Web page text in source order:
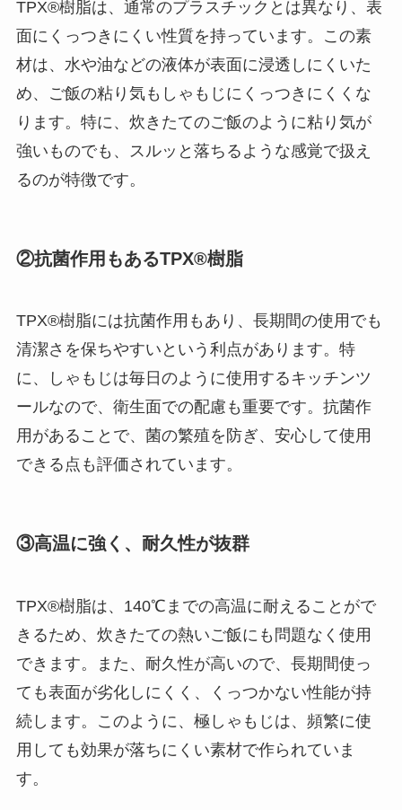
TPX®樹脂は、通常のプラスチックとは異なり、表
面にくっつきにくい性質を持っています。この素
材は、水や油などの液体が表面に浸透しにくいた
め、ご飯の粘り気もしゃもじにくっつきにくくな
ります。特に、炊きたてのご飯のように粘り気が
強いものでも、スルッと落ちるような感覚で扱え
るのが特徴です。
②抗菌作用もあるTPX®樹脂
TPX®樹脂には抗菌作用もあり、長期間の使用でも
清潔さを保ちやすいという利点があります。特
に、しゃもじは毎日のように使用するキッチンツ
ールなので、衛生面での配慮も重要です。抗菌作
用があることで、菌の繁殖を防ぎ、安心して使用
できる点も評価されています。
③高温に強く、耐久性が抜群
TPX®樹脂は、140℃までの高温に耐えることがで
きるため、炊きたての熱いご飯にも問題なく使用
できます。また、耐久性が高いので、長期間使っ
ても表面が劣化しにくく、くっつかない性能が持
続します。このように、極しゃもじは、頻繁に使
用しても効果が落ちにくい素材で作られていま
す。